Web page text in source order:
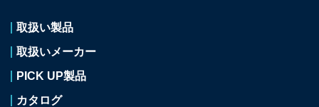
取扱い製品
取扱いメーカー
PICK UP製品
カタログ